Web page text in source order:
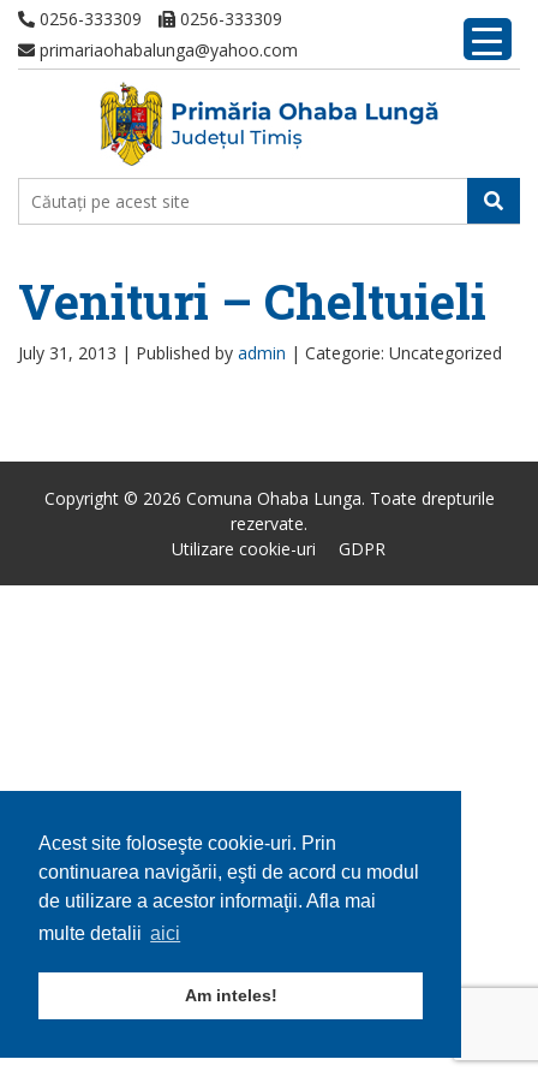
Acest site foloseşte cookie-uri. Prin
continuarea navigării, eşti de acord cu modul
de utilizare a acestor informaţii. Afla mai
multe detalii aici
Am inteles!
0256-333309
0256-333309
primariaohabalunga@yahoo.com
Venituri – Cheltuieli
July 31, 2013 | Published by admin | Categorie: Uncategorized
Copyright © 2026 Comuna Ohaba Lunga. Toate drepturile
rezervate.
Utilizare cookie-uri
GDPR